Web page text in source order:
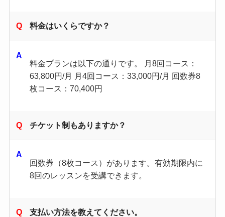
料金はいくらですか？
料金プランは以下の通りです。 月8回コース：
63,800円/月 月4回コース：33,000円/月 回数券8
枚コース：70,400円
チケット制もありますか？
回数券（8枚コース）があります。​有効期限内に
8回のレッスンを受講できます。 ​
支払い方法を教えてください。